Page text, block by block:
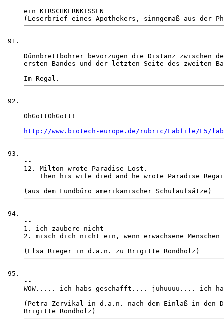
ein KIRSCHKERNKISSEN
--
Dünnbrettbohrer bevorzugen die Distanz zwischen
ersten Bandes und der letzten Seite des zweiten
--
OhGottOhGott!
http://www.biotech-europe.de/rubric/Labfile/L5/
--
12. Milton wrote Paradise Lost.
Then his wife died and he wrote Paradise
--
1. ich zaubere nicht
2. misch dich nicht ein, wenn erwachsene
--
WOW..... ich habs geschafft.... juhuuuu.... ich
(Petra Zervikal in d.a.n. nach dem Einlaß in